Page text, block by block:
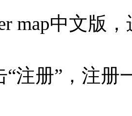
map中文版
“注册”，注册